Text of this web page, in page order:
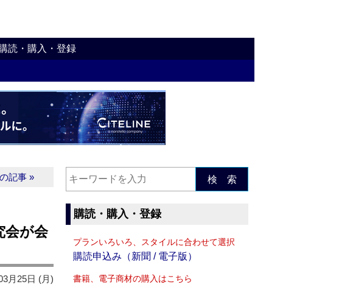
読・購入・登録
記事 »
会が会
月25日 (月)
検 索
購読・購入・登録
プランいろいろ、スタイルに合わせて選択
購読申込み（新聞 / 電子版）
書籍、電子商材の購入はこちら